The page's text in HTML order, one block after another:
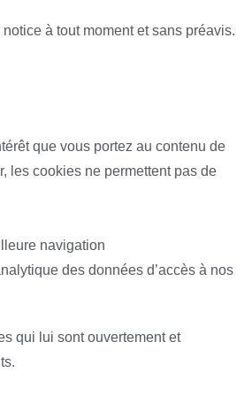
à tout moment et sans préavis.
que vous portez au contenu de
les cookies ne permettent pas de
navigation
des données d’accès à nos
qui lui sont ouvertement et